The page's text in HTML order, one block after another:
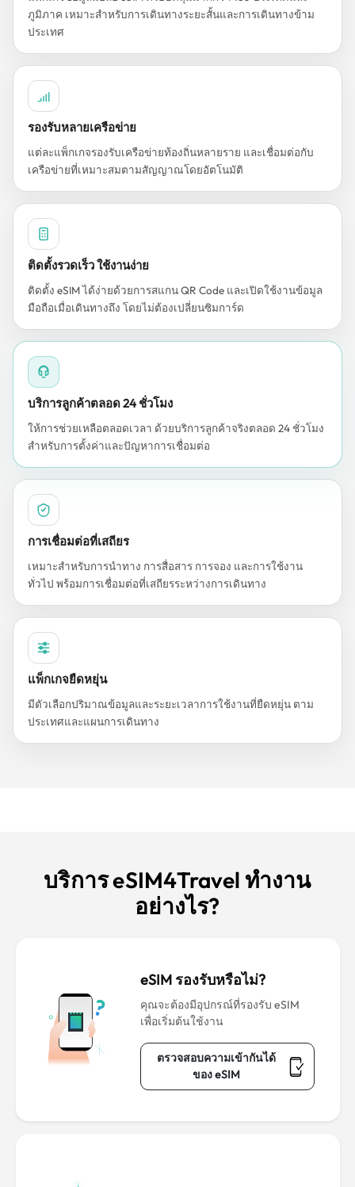
ภูมิภาค เหมาะสำหรับการเดินทางระยะสั้นและการเดินทางข้าม
ประเทศ
รองรับหลายเครือข่าย
แต่ละแพ็กเกจรองรับเครือข่ายท้องถิ่นหลายราย และเชื่อมต่อกับ
เครือข่ายที่เหมาะสมตามสัญญาณโดยอัตโนมัติ
ติดตั้งรวดเร็ว ใช้งานง่าย
ติดตั้ง eSIM ได้ง่ายด้วยการสแกน QR Code และเปิดใช้งานข้อมูล
มือถือเมื่อเดินทางถึง โดยไม่ต้องเปลี่ยนซิมการ์ด
บริการลูกค้าตลอด 24 ชั่วโมง
ให้การช่วยเหลือตลอดเวลา ด้วยบริการลูกค้าจริงตลอด 24 ชั่วโมง
สำหรับการตั้งค่าและปัญหาการเชื่อมต่อ
การเชื่อมต่อที่เสถียร
เหมาะสำหรับการนำทาง การสื่อสาร การจอง และการใช้งาน
ทั่วไป พร้อมการเชื่อมต่อที่เสถียรระหว่างการเดินทาง
แพ็กเกจยืดหยุ่น
มีตัวเลือกปริมาณข้อมูลและระยะเวลาการใช้งานที่ยืดหยุ่น ตาม
ประเทศและแผนการเดินทาง
บริการ eSIM4Travel ทำงาน
อย่างไร?
eSIM รองรับหรือไม่?
คุณจะต้องมีอุปกรณ์ที่รองรับ eSIM
เพื่อเริ่มต้นใช้งาน
ตรวจสอบความเข้ากันได้
ของ eSIM